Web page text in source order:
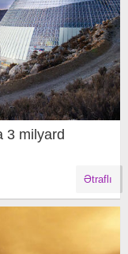
3 milyard
Ətraflı